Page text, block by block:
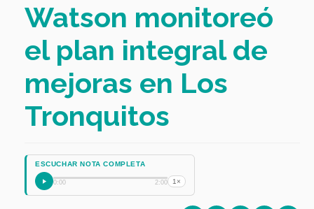
Watson monitoreó
el plan integral de
mejoras en Los
Tronquitos
ESCUCHAR NOTA COMPLETA
0:00 2:00 1×